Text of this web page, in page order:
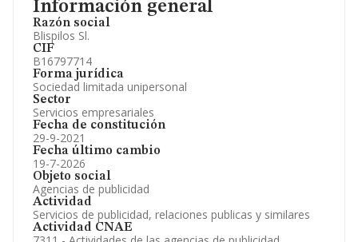
Información general
Razón social
Blispilos Sl.
CIF
B16797714
Forma jurídica
Sociedad limitada unipersonal
Sector
Servicios empresariales
Fecha de constitución
29-9-2021
Fecha último cambio
19-7-2026
Objeto social
Agencias de publicidad
Actividad
Servicios de publicidad, relaciones publicas y similares
Actividad CNAE